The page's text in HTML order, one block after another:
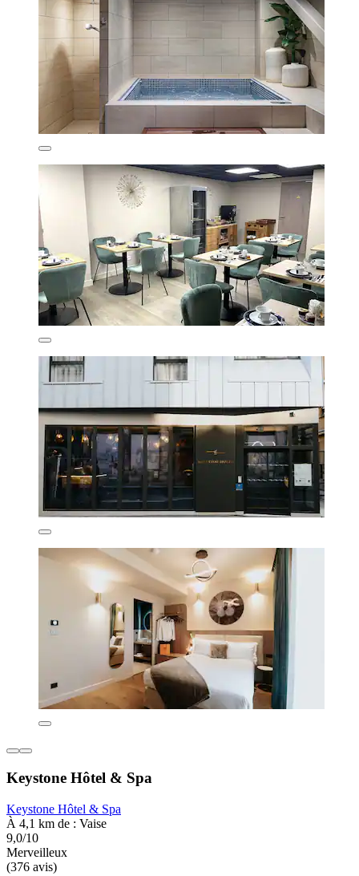
Keystone Hôtel & Spa
Keystone Hôtel & Spa
À 4,1 km de : Vaise
9,0/10
Merveilleux
(376 avis)